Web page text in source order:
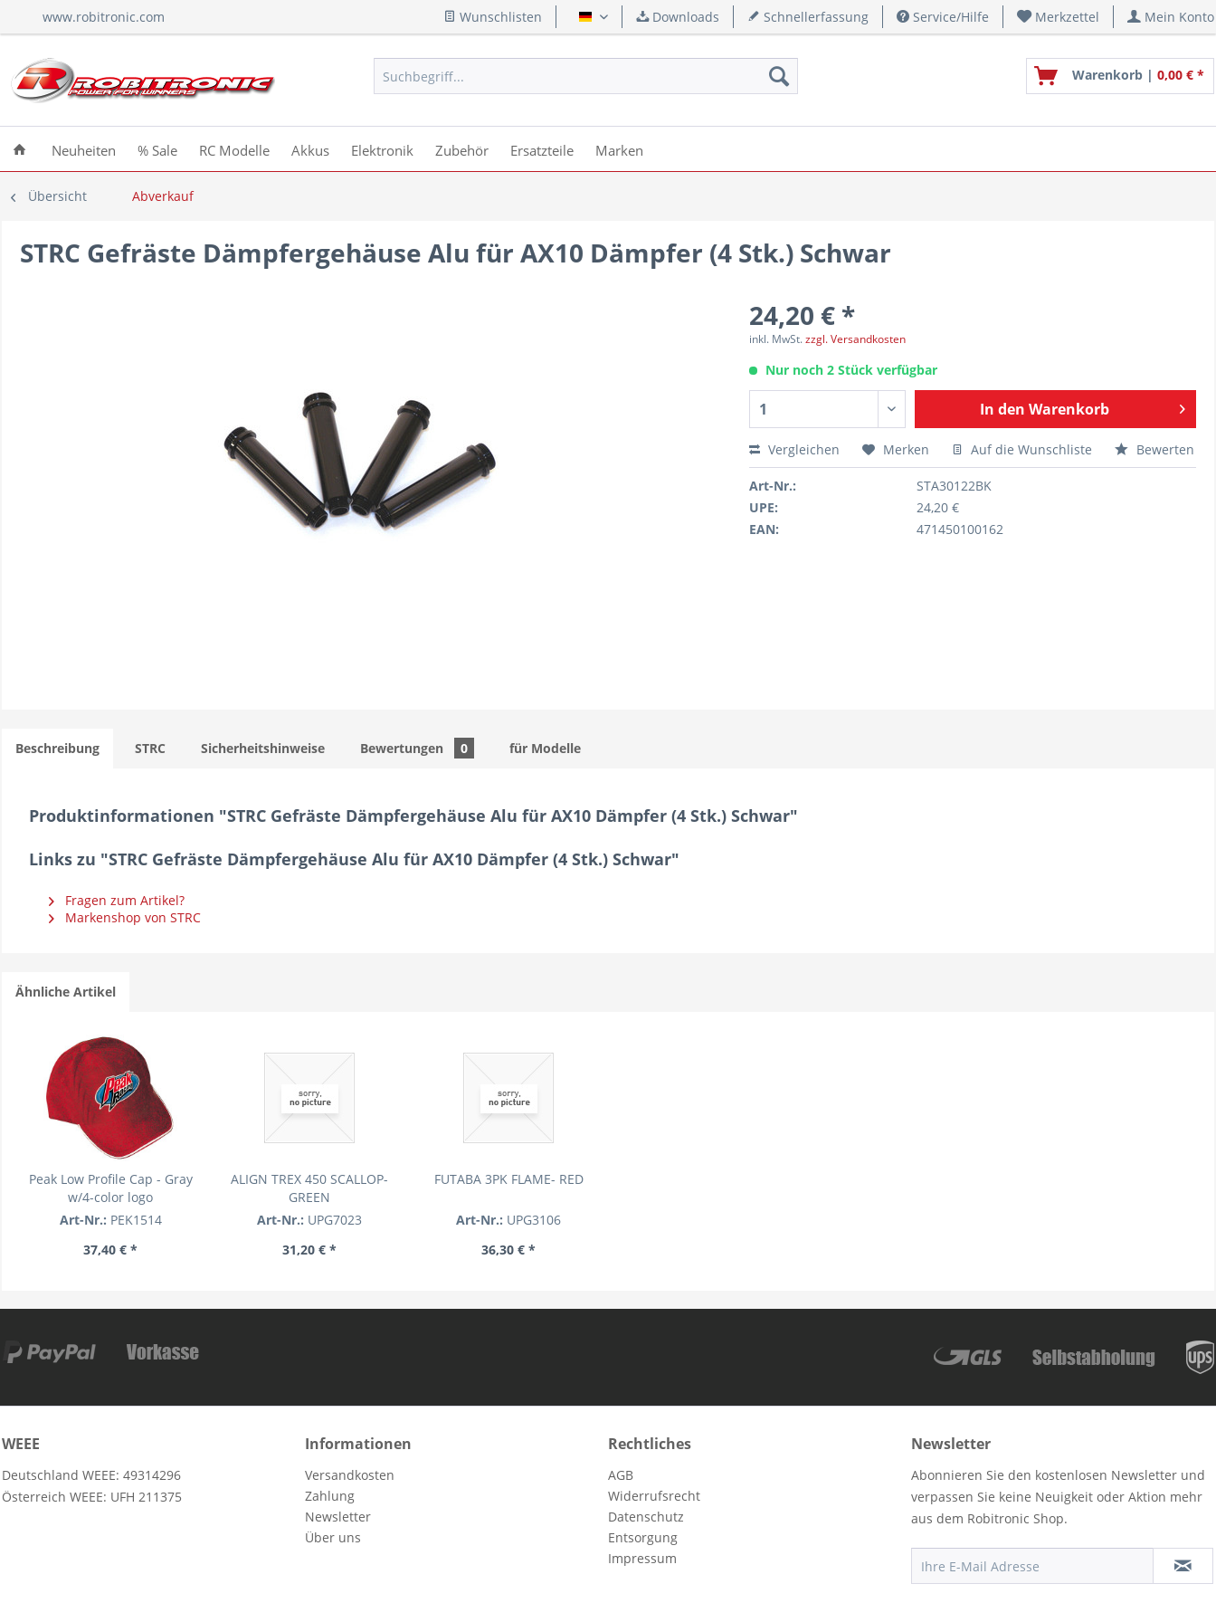
www.robitronic.com Wunschlisten Deutsch Downloads Schnellerfassung Service/Hilfe Merkzettel Mein Konto
Warenkorb | 0,00 € *
Neuheiten % Sale RC Modelle Akkus Elektronik Zubehör Ersatzteile Marken
Übersicht Abverkauf
STRC Gefräste Dämpfergehäuse Alu für AX10 Dämpfer (4 Stk.) Schwar
24,20 € *
inkl. MwSt.zzgl. Versandkosten
Nur noch 2 Stück verfügbar
In den Warenkorb
Vergleichen Merken Auf die Wunschliste Bewerten
Art-Nr.:
STA30122BK
UPE:
24,20 €
EAN:
471450100162
Beschreibung STRC Sicherheitshinweise Bewertungen 0 für Modelle
Produktinformationen "STRC Gefräste Dämpfergehäuse Alu für AX10 Dämpfer (4 Stk.) Schwar"
Links zu "STRC Gefräste Dämpfergehäuse Alu für AX10 Dämpfer (4 Stk.) Schwar"
Fragen zum Artikel?
Markenshop von STRC
Ähnliche Artikel
Peak Low Profile Cap - Gray
w/4-color logo
Art-Nr.: PEK1514
37,40 € *
ALIGN TREX 450 SCALLOP-
GREEN
Art-Nr.: UPG7023
31,20 € *
FUTABA 3PK FLAME- RED
Art-Nr.: UPG3106
36,30 € *
WEEE
Deutschland WEEE: 49314296
Österreich WEEE: UFH 211375
Informationen
Versandkosten
Zahlung
Newsletter
Über uns
Rechtliches
AGB
Widerrufsrecht
Datenschutz
Entsorgung
Impressum
Newsletter
Abonnieren Sie den kostenlosen Newsletter und
verpassen Sie keine Neuigkeit oder Aktion mehr
aus dem Robitronic Shop.